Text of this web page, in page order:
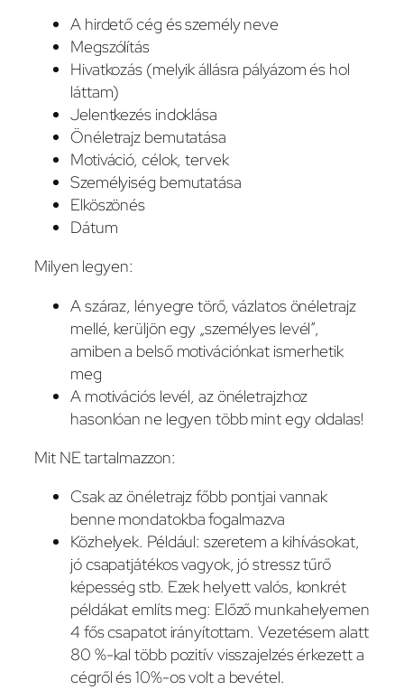
A hirdető cég és személy neve
Megszólítás
Hivatkozás (melyik állásra pályázom és hol
láttam)
Jelentkezés indoklása
Önéletrajz bemutatása
Motiváció, célok, tervek
Személyiség bemutatása
Elköszönés
Dátum
Milyen legyen:
A száraz, lényegre törő, vázlatos önéletrajz
mellé, kerüljön egy „személyes levél”,
amiben a belső motivációnkat ismerhetik
meg
A motivációs levél, az önéletrajzhoz
hasonlóan ne legyen több mint egy oldalas!
Mit NE tartalmazzon:
Csak az önéletrajz főbb pontjai vannak
benne mondatokba fogalmazva
Közhelyek. Például: szeretem a kihívásokat,
jó csapatjátékos vagyok, jó stressz tűrő
képesség stb. Ezek helyett valós, konkrét
példákat említs meg: Előző munkahelyemen
4 fős csapatot irányítottam. Vezetésem alatt
80 %-kal több pozitív visszajelzés érkezett a
cégről és 10%-os volt a bevétel.